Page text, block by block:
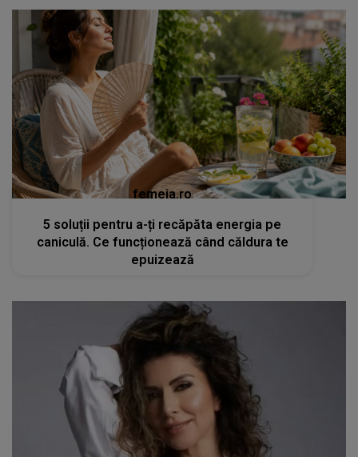
femeia.ro
5 soluții pentru a-ți recăpăta energia pe
caniculă. Ce funcționează când căldura te
epuizează